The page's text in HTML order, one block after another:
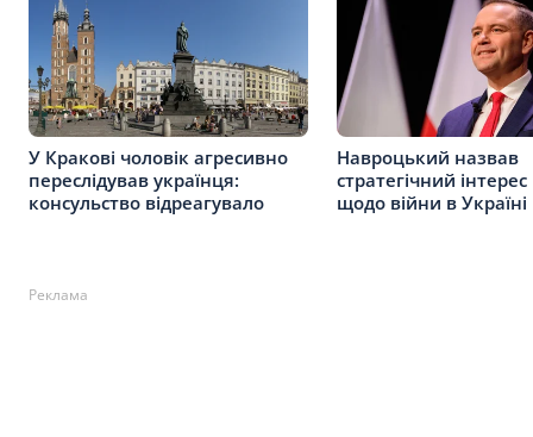
У Кракові чоловік агресивно
переслідував українця:
консульство відреагувало
Навроцький назвав
стратегічний
щодо війни в Україні
Реклама